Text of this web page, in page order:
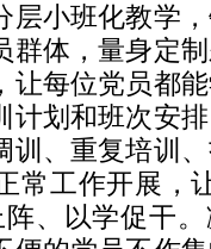
层小班化教学
群体，量身定
让每位党员都
计划和班次安
训、重复培训
常工作开展，
、以学促干